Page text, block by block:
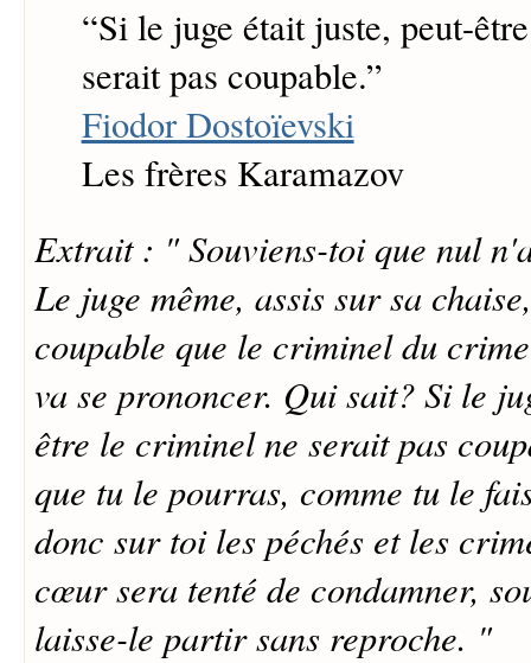
“Si le juge était juste, peut-
serait pas coupable.”
Fiodor Dostoïevski
Les frères Karamazov
Extrait : " Souviens-toi que nul
Le juge même, assis sur sa
coupable que le criminel du
va se prononcer. Qui sait? Si le
être le criminel ne serait pas
que tu le pourras, comme tu le
donc sur toi les péchés et les
cœur sera tenté de condamner,
laisse-le partir sans reproche. "